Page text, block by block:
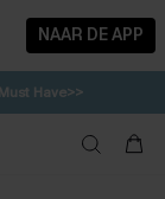
NAAR DE APP
Have>>